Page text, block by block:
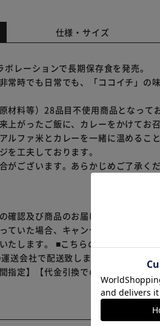
仕様・サイズ
レーションで長期保存食を発売。
常時でも日常でも、「ココイチ」の
材料等）28品目不使用商品となって
上がったご飯に、カレーをかけてお
ルファ米とカレーを一緒に温めるこ
を工夫しております。
ございます。あらかじめご了承くだ
認及び商品のお届けまでお時間を頂
ていた場合、キャンセル又は注文内
たします。 ■こちらの商品はアイリ
送会社で配送致します≫
指定】【代金引換でのお支払】は出
※ご確認